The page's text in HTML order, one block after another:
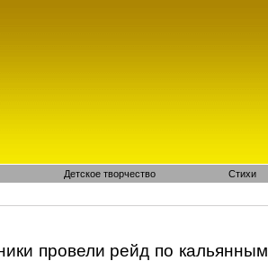
Детское творчество Стихи
провели рейд по кальянным